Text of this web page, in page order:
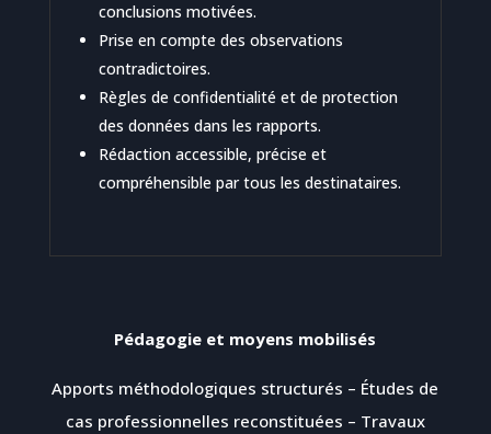
conclusions motivées.
Prise en compte des observations
contradictoires.
Règles de confidentialité et de protection
des données dans les rapports.
Rédaction accessible, précise et
compréhensible par tous les destinataires.
Pédagogie et moyens mobilisés
Apports méthodologiques structurés – Études de
cas professionnelles reconstituées – Travaux